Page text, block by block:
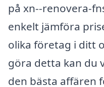
på xn--renovera-
enkelt jämföra
olika företag i ditt
göra detta kan du
den bästa affären